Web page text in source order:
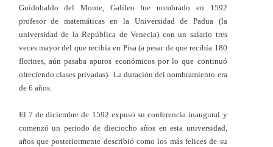
Guidobaldo del Monte, Galileo fue nombrado en 1592
profesor de matemáticas en la Universidad de Padua (la
universidad de la República de Venecia) con un salario tres
veces mayor del que recibía en Pisa (a pesar de que recibía 180
florines, aún pasaba apuros económicos por lo que continuó
ofreciendo clases privadas). La duración del nombramiento era
de 6 años.
El 7 de diciembre de 1592 expuso su conferencia inaugural y
comenzó un periodo de dieciocho años en esta universidad,
años que posteriormente describió como los más felices de su